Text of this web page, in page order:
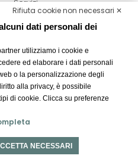
Servizi
Meeting
Bologna & Dintorni
– Società Benefit © All Rights
Rifiuta cookie non necessari ✕
dati personali dei
utilizziamo i cookie e
ed elaborare i dati personali
o la personalizzazione degli
alla privacy, è possibile
di cookie. Clicca su preferenze
NECESSARI